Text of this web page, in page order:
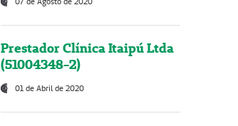
Prestador Clínica Itaipú Ltda
(51004348-2)
01 de Abril de 2020